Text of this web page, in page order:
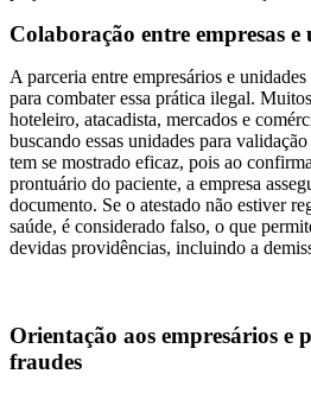
Colaboração entre empresas e
A parceria entre empresários e
para combater essa prática ilegal.
hoteleiro, atacadista, mercados e
buscando essas unidades para
tem se mostrado eficaz, pois ao
prontuário do paciente, a empresa
documento. Se o atestado não estiver
saúde, é considerado falso, o que
devidas providências, incluindo a
Orientação aos empresários e
fraudes